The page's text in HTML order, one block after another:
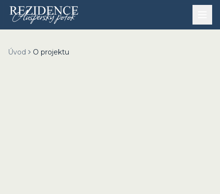
Přeskočit na obsah
Úvod O projektu